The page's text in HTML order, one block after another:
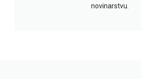
novinarstvu.